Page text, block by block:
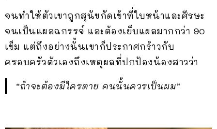
จนทำให้ตัวเขาถูกสุนัขกัดเข้าที่ใบหน้าและศีรษะ
จนเป็นแผลฉกรรจ์ และต้องเย็บแผลมากกว่า 90
เข็ม แต่ถึงอย่างนั้นเขาก็ประกาศกร้าวกับ
ครอบครัวตัวเองถึงเหตุผลที่ปกป้องน้องสาวว่า
“ถ้าจะต้องมีใครตาย คนนั้นควรเป็นผม”